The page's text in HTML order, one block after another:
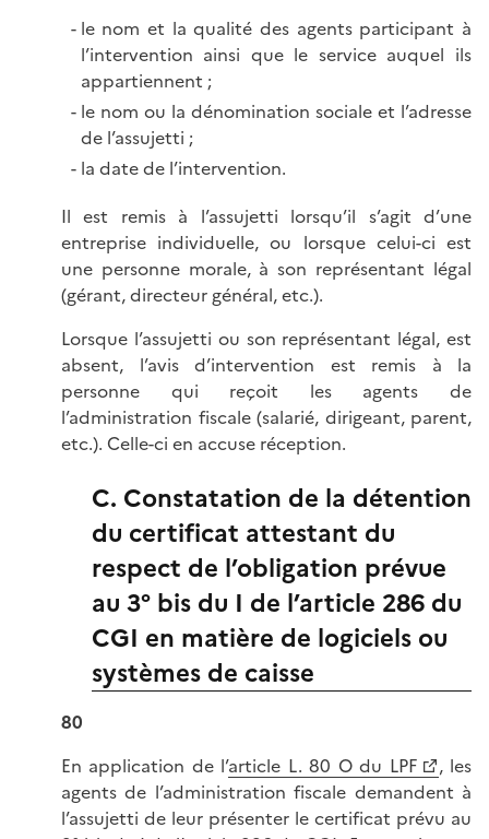
le nom et la qualité des agents participant à
l’intervention ainsi que le service auquel ils
appartiennent ;
le nom ou la dénomination sociale et l’adresse
de l’assujetti ;
la date de l’intervention.
Il est remis à l’assujetti lorsqu’il s’agit d’une
entreprise individuelle, ou lorsque celui-ci est
une personne morale, à son représentant légal
(gérant, directeur général, etc.).
Lorsque l’assujetti ou son représentant légal, est
absent, l’avis d’intervention est remis à la
personne qui reçoit les agents de
l’administration fiscale (salarié, dirigeant, parent,
etc.). Celle-ci en accuse réception.
C. Constatation de la détention
du certificat attestant du
respect de l’obligation prévue
au 3° bis du I de l’article 286 du
CGI en matière de logiciels ou
systèmes de caisse
80
En application de l’article L. 80 O du LPF
, les
agents de l’administration fiscale demandent à
l’assujetti de leur présenter le certificat prévu au